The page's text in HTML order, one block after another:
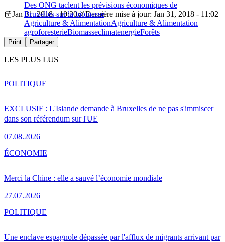
Des ONG taclent les prévisions économiques de
Bruxelles sur la biomasse
Jan 31, 2018 - 10:30
Dernière mise à jour: Jan 31, 2018 - 11:02
Agriculture & AlimentationAgriculture & Alimentation
agroforesterieBiomasseclimatenergieForêts
Print Partager
LES PLUS LUS
EXCLUSIF : L'Islande demande à Bruxelles de ne pas s'immiscer
dans son référendum sur l'UE
07.08.2026
POLITIQUE
Merci la Chine : elle a sauvé l’économie mondiale
27.07.2026
ÉCONOMIE
Une enclave espagnole dépassée par l'afflux de migrants arrivant par
POLITIQUE